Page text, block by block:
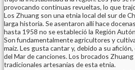
provocando continuas revueltas, lo que
Los Zhuang son una etnia local del sur de
larga historia. Se asentaron allí hace
hasta 1958 no se estableció la Región
Son fundamentalmente agricultores y
maíz. Les gusta cantar y, debido a su
del Mar de canciones. Los brocados Zhuang
tradicionales artesanías de esta etnia.